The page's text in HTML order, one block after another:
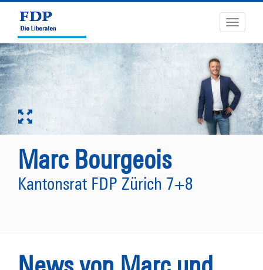
Toggle
Marc Bourgeois
Kantonsrat FDP Zürich 7+8